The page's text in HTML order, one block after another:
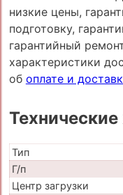
низкие цены,
подготовку,
гарантийный
характеристики
об оплате и
Тип
Г/п
Центр загрузки